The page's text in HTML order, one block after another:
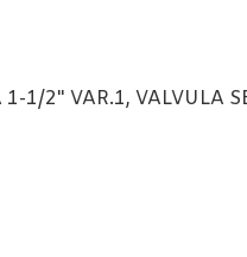
1-1/2" VAR.1, VALVULA